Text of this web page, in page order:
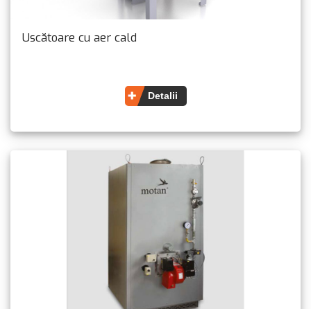
Uscătoare cu aer cald
Detalii